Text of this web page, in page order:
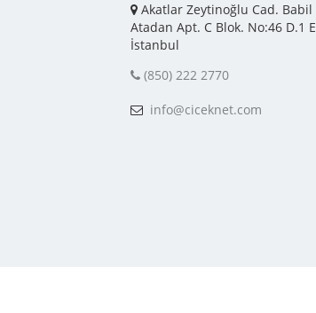
Akatlar Zeytinoğlu Cad. Babil
Atadan Apt. C Blok. No:46 D.1
İstanbul
(850) 222 2770
info@ciceknet.com